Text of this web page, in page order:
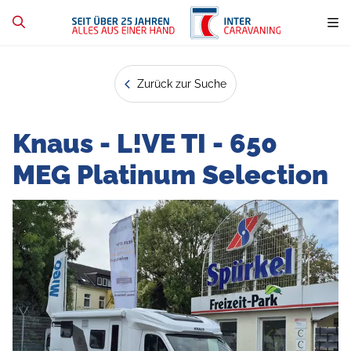
Zurück zur Suche
Knaus - L!VE TI - 650
MEG Platinum Selection